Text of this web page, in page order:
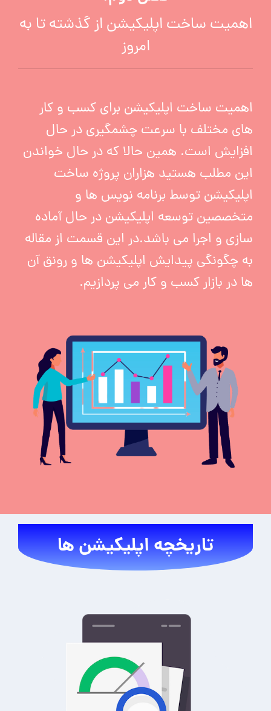
اهمیت ساخت اپلیکیشن از گذشته تا به
امروز
اهمیت ساخت اپلیکیشن برای کسب و کار
های مختلف با سرعت چشمگیری در حال
افزایش است. همین حالا که در حال خواندن
این مطلب هستید هزاران پروژه ساخت
اپلیکیشن توسط برنامه نویس ها و
متخصصین توسعه اپلیکیشن در حال آماده
سازی و اجرا می باشد.در این قسمت از مقاله
به چگونگی پیدایش اپلیکیشن ها و رونق آن
ها در بازار کسب و کار می پردازیم.
تاریخچه اپلیکیشن ها